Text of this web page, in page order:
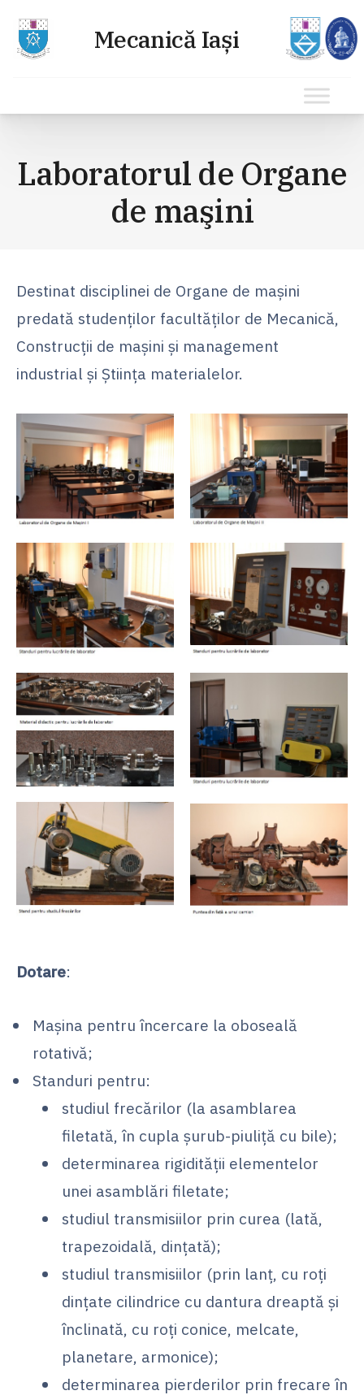
conținut
Laboratorul de Organe
de maşini
Destinat disciplinei de Organe de maşini
predată studenţilor facultăţilor de Mecanică,
Construcţii de maşini şi management
industrial şi Ştiinţa materialelor.
Dotare:
Maşina pentru încercare la oboseală
rotativă;
Standuri pentru:
studiul frecărilor (la asamblarea
filetată, în cupla şurub-piuliţă cu bile);
determinarea rigidităţii elementelor
unei asamblări filetate;
studiul transmisiilor prin curea (lată,
trapezoidală, dinţată);
studiul transmisiilor (prin lanţ, cu roţi
dinţate cilindrice cu dantura dreaptă şi
înclinată, cu roţi conice, melcate,
planetare, armonice);
determinarea pierderilor prin frecare în